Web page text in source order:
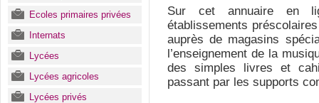
Ecoles primaires privées
Internats
Lycées
Lycées agricoles
Lycées privés
Sur cet annuaire en
établissements
auprès de magasins
l’enseignement de la
des simples livres et
passant par les supports